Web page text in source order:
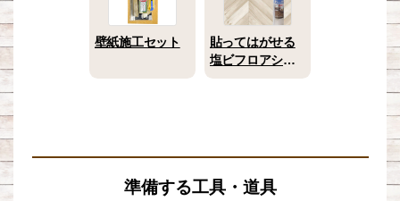
壁紙施工セット
貼ってはがせる
塩ビフロアシー
ト ヘリンボーン
準備する工具・道具